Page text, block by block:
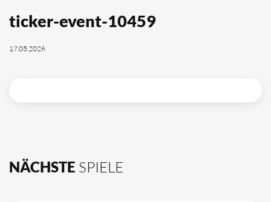
ticker-event-10459
17.05.2026
NÄCHSTE SPIELE